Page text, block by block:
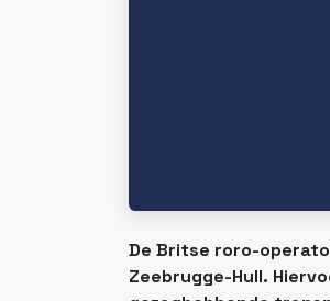
De Britse roro-
Zeebrugge-Hull.